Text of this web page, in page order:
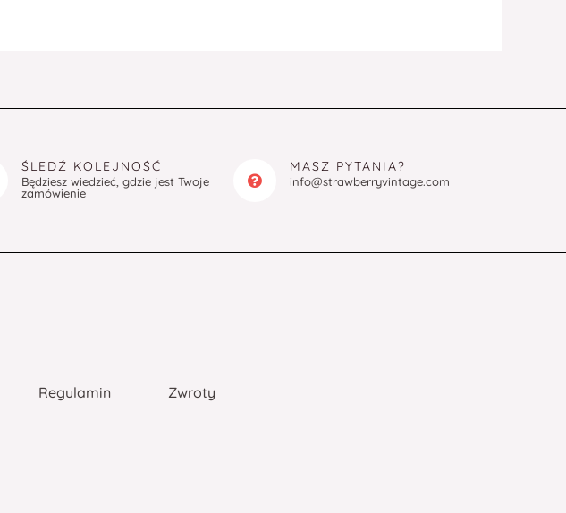
ŚLEDŹ KOLEJNOŚĆ
Będziesz wiedzieć, gdzie jest Twoje
zamówienie
MASZ PYTANIA?
info@strawberryvintage.com
Regulamin Zwroty